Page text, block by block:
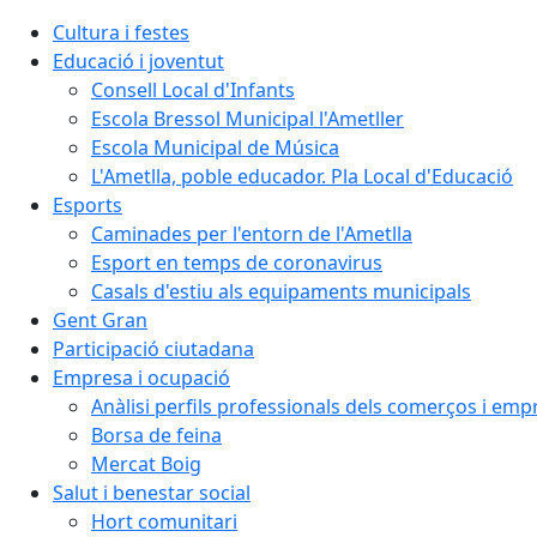
Cultura i festes
Educació i joventut
Consell Local d'Infants
Escola Bressol Municipal l'Ametller
Escola Municipal de Música
L'Ametlla, poble educador. Pla Local d'Educació
Esports
Caminades per l'entorn de l'Ametlla
Esport en temps de coronavirus
Casals d'estiu als equipaments municipals
Gent Gran
Participació ciutadana
Empresa i ocupació
Anàlisi perfils professionals dels comerços i
Borsa de feina
Mercat Boig
Salut i benestar social
Hort comunitari